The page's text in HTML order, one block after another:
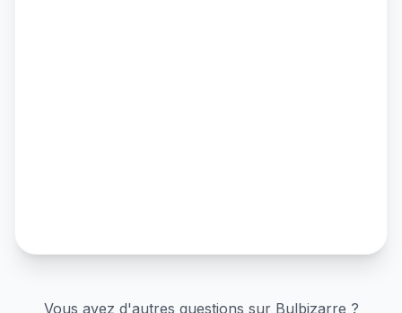
Vous avez d'autres questions sur Bulbizarre ?